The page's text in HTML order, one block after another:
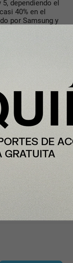
dependiendo el
40% en el
por Samsung y